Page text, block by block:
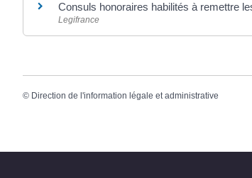
Consuls honoraires habilités à remettre
Legifrance
© Direction de l'information légale et administrative